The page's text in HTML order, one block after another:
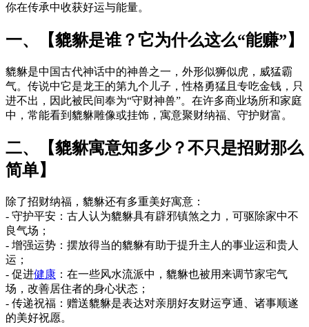
你在传承中收获好运与能量。
一、【貔貅是谁？它为什么这么“能赚”】
貔貅是中国古代神话中的神兽之一，外形似狮似虎，威猛霸
气。传说中它是龙王的第九个儿子，性格勇猛且专吃金钱，只
进不出，因此被民间奉为“守财神兽”。在许多商业场所和家庭
中，常能看到貔貅雕像或挂饰，寓意聚财纳福、守护财富。
二、【貔貅寓意知多少？不只是招财那么
简单】
除了招财纳福，貔貅还有多重美好寓意：
- 守护平安：古人认为貔貅具有辟邪镇煞之力，可驱除家中不
良气场；
- 增强运势：摆放得当的貔貅有助于提升主人的事业运和贵人
运；
- 促进健康 ：在一些风水流派中，貔貅也被用来调节家宅气
场，改善居住者的身心状态；
- 传递祝福：赠送貔貅是表达对亲朋好友财运亨通、诸事顺遂
的美好祝愿。